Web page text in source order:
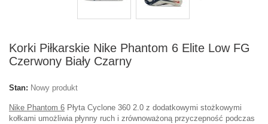
Korki Piłkarskie Nike Phantom 6 Elite Low FG
Czerwony Biały Czarny
Stan: Nowy produkt
Nike Phantom 6 Płyta Cyclone 360 2.0 z dodatkowymi stożkowymi
kołkami umożliwia płynny ruch i zrównoważoną przyczepność podczas